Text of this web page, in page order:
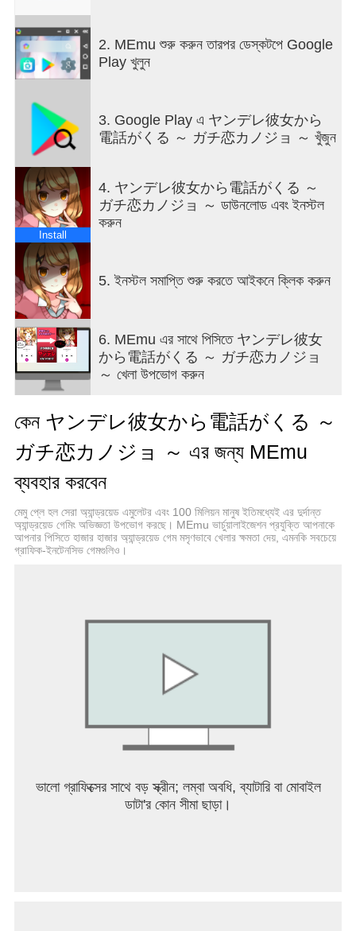
স্টকার শুধুমাত্র নায়ককে হুমকিমূলক দাবি এবং সতর্কবাণীই দেয় না, তবে
তাদের গোপনীয়তা আক্রমণ করার জন্য বাড়িতে নজরদারি ক্যামেরার ফুটেজ
এবং ব্যক্তিগত তথ্য সম্পর্কে তার জ্ঞান রয়েছে বলেও পরামর্শ দেয়।
স্টকারের পরিচয় উন্মোচন করার জন্য ক্লুগুলি খুঁজতে খেলোয়াড়দের অবশ্যই
গেমটি একটি উত্তেজনাপূর্ণ পরিবেশে সংঘটিত হয় যেখানে খেলোয়াড়কে
স্টকারের সাথে যোগাযোগ করতে এবং লুকানো সূত্র খুঁজে পেতে সাবধানতার
সাথে কাজ করতে হবে। স্টকারের সাথে ইন্টারঅ্যাক্ট করার ক্ষেত্রে
খেলোয়াড়ের কিছু পছন্দগুলি গল্পটি কীভাবে প্রকাশ পায় এবং স্টকার কীভাবে
আচরণ করে তা প্রভাবিত করতে পারে।
উদ্দেশ্য হ'ল স্টকারের পরিচয় উন্মোচন করা এবং নায়ক এবং পরিবারকে তার
নিরলস সাধনা থেকে রক্ষা করা। একজন খেলোয়াড়ের সাফল্য নির্ভর করে
তাদের নির্বাচন এবং অন্বেষণ দক্ষতার উপর। যাইহোক, স্টকাররা
প্রতিহিংসাপরায়ণ এবং খেলোয়াড় ভুল করলে আক্রমণাত্মক আচরণ করতে
পারে।
[খেলার প্রভাব]
হুমকিমূলক বার্তা: স্টাকাররা নায়ককে হুমকিমূলক বার্তা পাঠায়। তিনি পরামর্শ
দেন যে তিনি নায়কের গোপনীয়তা এবং পরিবার সম্পর্কে খুব বেশি জানেন,
তাদের নিরাপত্তাহীন বোধ করে।
ভুতুড়ে শব্দ এবং অভিব্যক্তি: স্টকারের ফোন কলে ভুতুড়ে শব্দ থাকতে
পারে। তার কণ্ঠস্বর বিকৃত এবং অস্বাভাবিকভাবে কম, খেলোয়াড়ের
অস্বস্তির অনুভূতি বাড়িয়ে দেয়।
বাস্তবতার সাথে হস্তক্ষেপ: স্টাকাররা নায়কের গোপনীয়তা আক্রমণ করার
জন্য নজরদারি ফুটেজ এবং ব্যক্তিগত তথ্যের জ্ঞান বোঝায়। খেলোয়াড়রা
যখন তাদের বাড়ি এবং আশেপাশের পরিবেশ অন্বেষণ করে, তারা ভয় পেতে
ঘটনা এবং জাম্পকেয়ার ঘটতে পারে। এটি এমন উপাদানগুলিকে অন্তর্ভুক্ত
অপ্রত্যাশিত জায়গায় স্টকারদের উপস্থিতি।
কোণঠাসা হওয়ার সংবেদন: স্টকারটি ধীরে ধীরে আরও অবিচল হয়ে ওঠে এবং
খেলোয়াড়ের উদ্বেগ সময়ের সাথে বৃদ্ধি পায়।
করতে হবে। যাইহোক, কোন পছন্দটি সর্বোত্তম তা স্পষ্ট নয় এবং ভুল পছন্দ
করা স্টকারের আক্রমণাত্মক প্রতিক্রিয়াকে উস্কে দিতে পারে। এই কঠিন
পছন্দ খেলোয়াড়ের উপর মানসিক চাপ বাড়ায়।
2. MEmu শুরু করুন তারপর ডেস্কটপে Google
Play খুলুন
3. Google Play এ ヤンデレ彼女から
電話がくる ～ ガチ恋カノジョ ～ খুঁজুন
Install
4. ヤンデレ彼女から電話がくる ～
ガチ恋カノジョ ～ ডাউনলোড এবং ইনস্টল
করুন
5. ইনস্টল সমাপ্তি শুরু করতে আইকনে ক্লিক করুন
6. MEmu এর সাথে পিসিতে ヤンデレ彼女
から電話がくる ～ ガチ恋カノジョ
～ খেলা উপভোগ করুন
কেন ヤンデレ彼女から電話がくる ～
ガチ恋カノジョ ～ এর জন্য MEmu
ব্যবহার করবেন
মেমু প্লে হল সেরা অ্যান্ড্রয়েড এমুলেটর এবং 100 মিলিয়ন মানুষ ইতিমধ্যেই এর দুর্দান্ত
অ্যান্ড্রয়েড গেমিং অভিজ্ঞতা উপভোগ করছে। MEmu ভার্চুয়ালাইজেশন প্রযুক্তি আপনাকে
আপনার পিসিতে হাজার হাজার অ্যান্ড্রয়েড গেম মসৃণভাবে খেলার ক্ষমতা দেয়, এমনকি সবচেয়ে
গ্রাফিক-ইনটেনসিভ গেমগুলিও।
ভালো গ্রাফিক্সের সাথে বড় স্ক্রীন; লম্বা অবধি, ব্যাটারি বা মোবাইল
ডাটা'র কোন সীমা ছাড়া।